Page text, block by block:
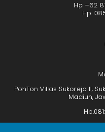
Hp +62
Hp.
PohTon Villas Sukorejo II,
Madiun,